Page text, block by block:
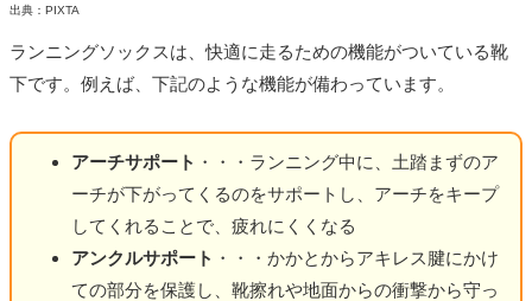
出典：PIXTA
ランニングソックスは、快適に走るための機能がついている靴
下です。例えば、下記のような機能が備わっています。
アーチサポート ・・・ランニング中に、土踏まずのア
ーチが下がってくるのをサポートし、アーチをキープ
してくれることで、疲れにくくなる
アンクルサポート ・・・かかとからアキレス腱にかけ
ての部分を保護し、靴擦れや地面からの衝撃から守っ